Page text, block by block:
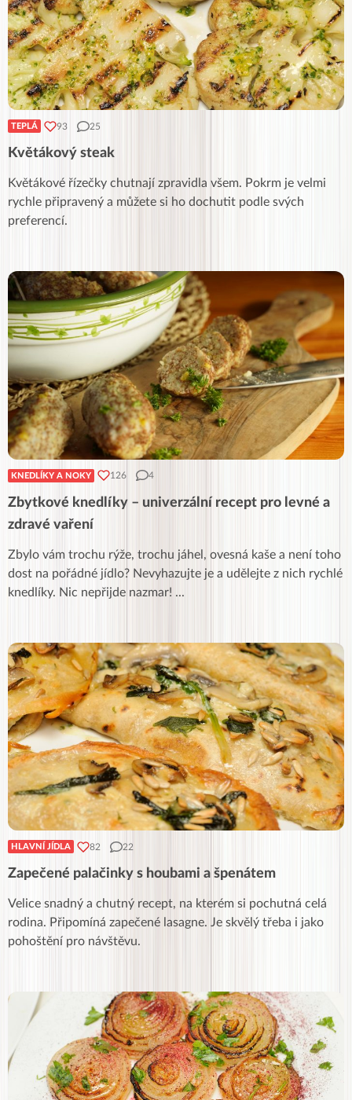
TEPLÁ 93 25
Květákový steak
Květákové řízečky chutnají zpravidla všem. Pokrm je velmi
rychle připravený a můžete si ho dochutit podle svých
preferencí.
KNEDLÍKY A NOKY 126 4
Zbytkové knedlíky – univerzální recept pro levné a
zdravé vaření
Zbylo vám trochu rýže, trochu jáhel, ovesná kaše a není toho
dost na pořádné jídlo? Nevyhazujte je a udělejte z nich rychlé
knedlíky. Nic nepřijde nazmar! ...
HLAVNÍ JÍDLA 82 22
Zapečené palačinky s houbami a špenátem
Velice snadný a chutný recept, na kterém si pochutná celá
rodina. Připomíná zapečené lasagne. Je skvělý třeba i jako
pohoštění pro návštěvu.